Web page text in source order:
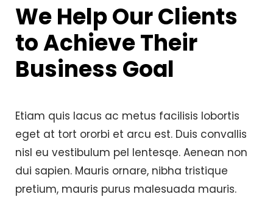
We Help Our Clients
to Achieve Their
Business Goal
Etiam quis lacus ac metus facilisis lobortis
eget at tort ororbi et arcu est. Duis convallis
nisl eu vestibulum pel lentesqe. Aenean non
dui sapien. Mauris ornare, nibha tristique
pretium, mauris purus malesuada mauris.